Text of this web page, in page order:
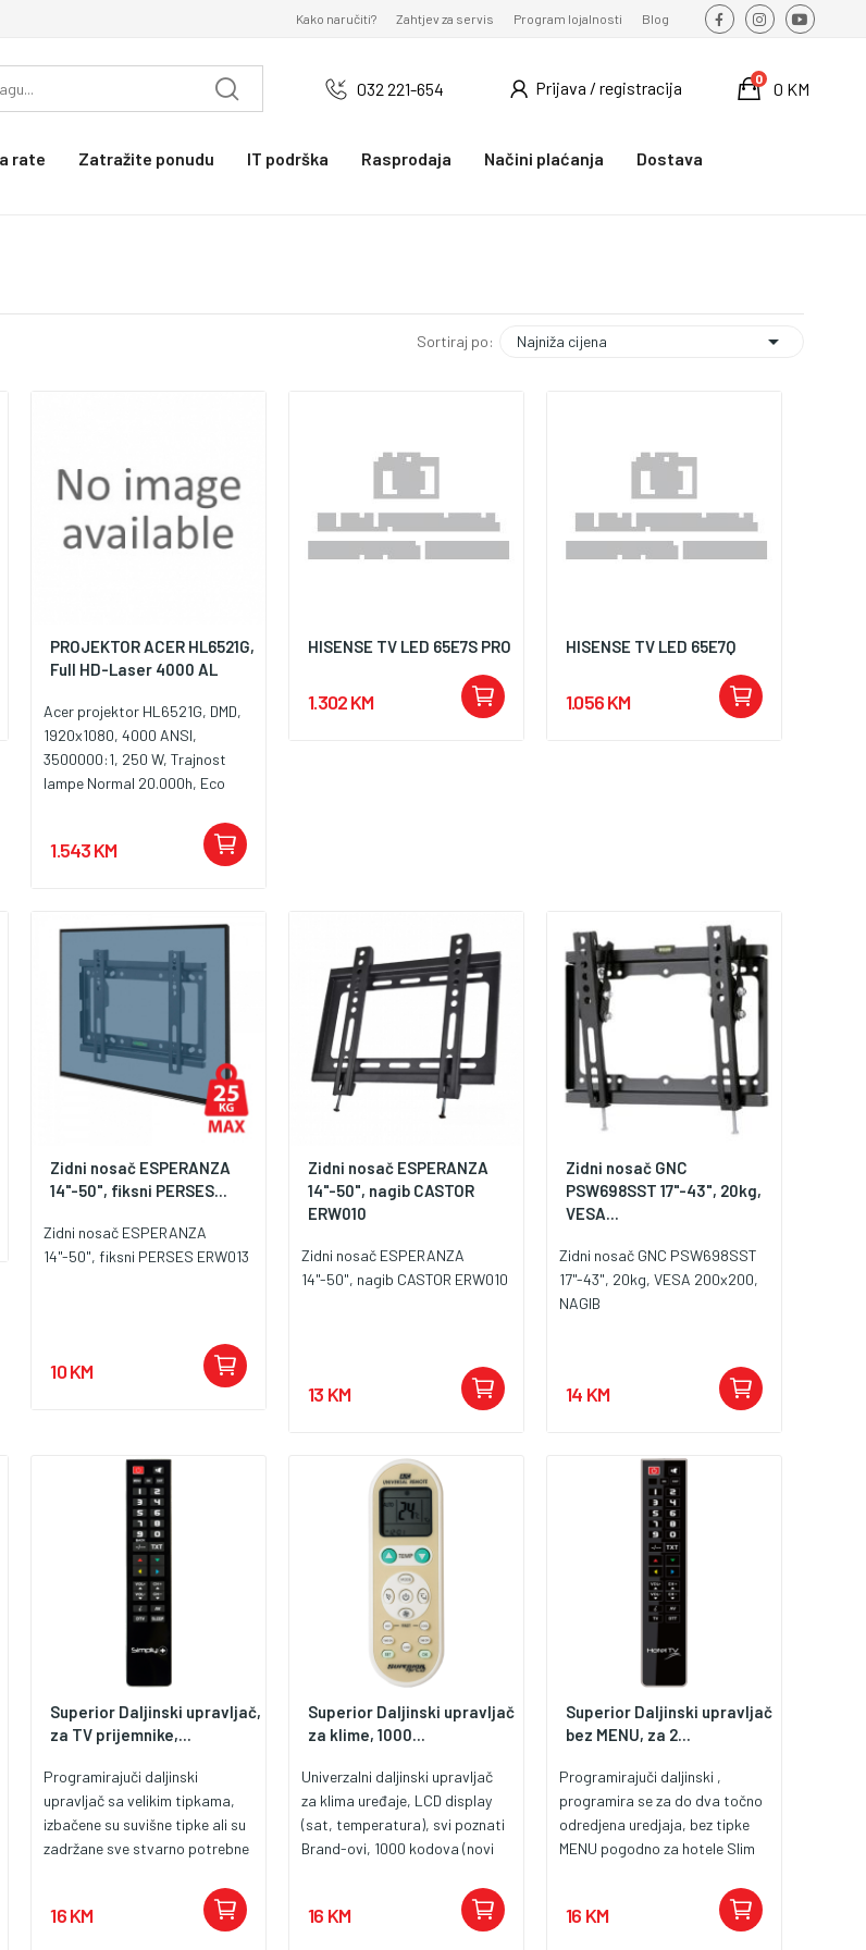
Kako naručiti? Zahtjev za servis Program lojalnosti Blog
032 221-654 Prijava / registracija 0 KM
0
rate Zatražite ponudu IT podrška Rasprodaja Načini plaćanja
Dostava
Sortiraj po: Najniža cijena 
PROJEKTOR ACER HL6521G,
Full HD-Laser 4000 AL
Acer projektor HL6521G, DMD,
1920x1080, 4000 ANSI,
3500000:1, 250 W, Trajnost
lampe Normal 20.000h, Eco
slike (Dijagonala) 30" ~ 300",
Zvučnici 1x10 W, Buka pri radu
1.543 KM
HISENSE TV LED 65E7S PRO
1.302 KM
HISENSE TV LED 65E7Q
1.056 KM
Zidni nosač ESPERANZA
14"-50", fiksni PERSES...
Zidni nosač ESPERANZA
14"-50", fiksni PERSES ERW013
10 KM
Zidni nosač ESPERANZA
14"-50", nagib CASTOR
ERW010
Zidni nosač ESPERANZA
14"-50", nagib CASTOR ERW010
13 KM
Zidni nosač GNC
PSW698SST 17"-43", 20kg,
VESA...
Zidni nosač GNC PSW698SST
17"-43", 20kg, VESA 200x200,
NAGIB
14 KM
Superior Daljinski upravljač,
za TV prijemnike,...
Programirajuči daljinski
upravljač sa velikim tipkama,
izbačene su suvišne tipke ali su
zadržane sve stvarno potrebne
TV prijemnike, programira se za
jedan točno određen uređaj na
16 KM
Superior Daljinski upravljač
za klime, 1000...
Univerzalni daljinski upravljač
za klima uređaje, LCD display
(sat, temperatura), svi poznati
Brand-ovi, 1000 kodova (novi
kodova), vrlo jednostavno
podešavanje, baterije 2x1,5V -
16 KM
Superior Daljinski upravljač
bez MENU, za 2...
Programirajuči daljinski ,
programira se za do dva točno
odredjena uredjaja, bez tipke
MENU pogodno za hotele Slim
16 KM